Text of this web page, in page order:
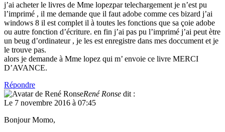
j’ai acheter le livres de Mme lopezpar telechargement je n’est pu
l’imprimé , il me demande que il faut adobe comme ces bizard j’ai
windows 8 il est complet il à toutes les fonctions que sa çoie adobe
ou autre fonction d’écriture. en fin j’ai pas pu l’imprimé j’ai peut ètre
un beug d’ordinateur , je les est enregistre dans mes doccument et je
le trouve pas.
alors je demande à Mme lopez qui m’ envoie ce livre MERCI
D’AVANCE.
Répondre
René Ronse dit :
Le 7 novembre 2016 à 07:45
Bonjour Momo,